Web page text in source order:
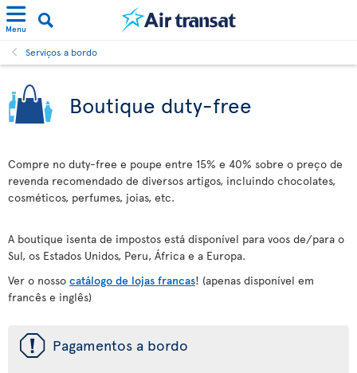
Menu
Serviços a bordo
Boutique duty-free
Compre no duty-free e poupe entre 15% e 40% sobre o preço de
revenda recomendado de diversos artigos, incluindo chocolates,
cosméticos, perfumes, joias, etc.
A boutique isenta de impostos está disponível para voos de/para o
Sul, os Estados Unidos, Peru, África e a Europa.
Ver o nosso catálogo de lojas francas! (apenas disponível em
francês e inglês)
ü Pagamentos a bordo